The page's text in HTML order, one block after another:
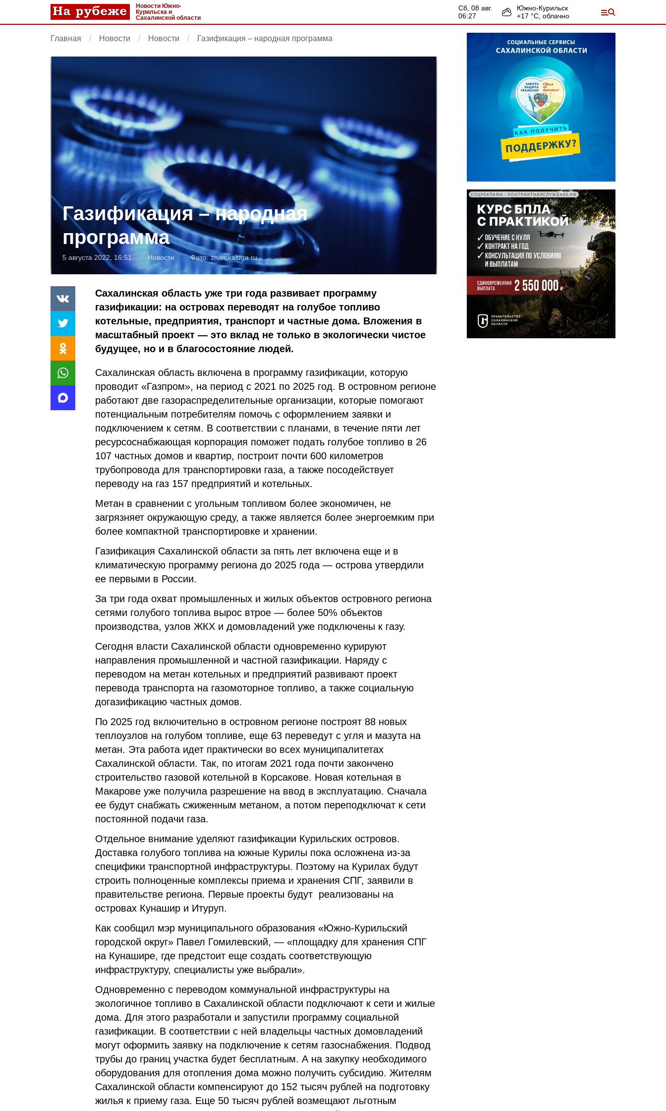
Новости Южно-
Курильска и
Сахалинской области
сб, 08 авг.
06:27
Южно-Курильск
+17 °С, облачно
Главная Новости Новости Газификация – народная программа
Газификация – народная
программа
5 августа 2022, 16:51 Новости Фото:znamkaluga.ru
Сахалинская область уже три года развивает программу
газификации: на островах переводят на голубое топливо
котельные, предприятия, транспорт и частные дома. Вложения в
масштабный проект — это вклад не только в экологически чистое
будущее, но и в благосостояние людей.
Сахалинская область включена в программу газификации, которую
проводит «Газпром», на период с 2021 по 2025 год. В островном регионе
работают две газораспределительные организации, которые помогают
потенциальным потребителям помочь с оформлением заявки и
подключением к сетям. В соответствии с планами, в течение пяти лет
ресурсоснабжающая корпорация поможет подать голубое топливо в 26
107 частных домов и квартир, построит почти 600 километров
трубопровода для транспортировки газа, а также посодействует
переводу на газ 157 предприятий и котельных.
Метан в сравнении с угольным топливом более экономичен, не
загрязняет окружающую среду, а также является более энергоемким при
более компактной транспортировке и хранении.
Газификация Сахалинской области за пять лет включена еще и в
климатическую программу региона до 2025 года — острова утвердили
ее первыми в России.
За три года охват промышленных и жилых объектов островного региона
сетями голубого топлива вырос втрое — более 50% объектов
производства, узлов ЖКХ и домовладений уже подключены к газу.
Сегодня власти Сахалинской области одновременно курируют
направления промышленной и частной газификации. Наряду с
переводом на метан котельных и предприятий развивают проект
перевода транспорта на газомоторное топливо, а также социальную
догазификацию частных домов.
По 2025 год включительно в островном регионе построят 88 новых
теплоузлов на голубом топливе, еще 63 переведут с угля и мазута на
метан. Эта работа идет практически во всех муниципалитетах
Сахалинской области. Так, по итогам 2021 года почти закончено
строительство газовой котельной в Корсакове. Новая котельная в
Макарове уже получила разрешение на ввод в эксплуатацию. Сначала
ее будут снабжать сжиженным метаном, а потом переподключат к сети
постоянной подачи газа.
Отдельное внимание уделяют газификации Курильских островов.
Доставка голубого топлива на южные Курилы пока осложнена из-за
специфики транспортной инфраструктуры. Поэтому на Курилах будут
строить полноценные комплексы приема и хранения СПГ, заявили в
правительстве региона. Первые проекты будут реализованы на
островах Кунашир и Итуруп.
Как сообщил мэр муниципального образования «Южно-Курильский
городской округ» Павел Гомилевский, — «площадку для хранения СПГ
на Кунашире, где предстоит еще создать соответствующую
инфраструктуру, специалисты уже выбрали».
Одновременно с переводом коммунальной инфраструктуры на
экологичное топливо в Сахалинской области подключают к сети и жилые
дома. Для этого разработали и запустили программу социальной
газификации. В соответствии с ней владельцы частных домовладений
могут оформить заявку на подключение к сетям газоснабжения. Подвод
трубы до границ участка будет бесплатным. А на закупку необходимого
оборудования для отопления дома можно получить субсидию. Жителям
Сахалинской области компенсируют до 152 тысяч рублей на подготовку
жилья к приему газа. Еще 50 тысяч рублей возмещают льготным
СОЦРЕКЛАМА • КОНТРАКТНАЯСЛУЖБА65.РФ